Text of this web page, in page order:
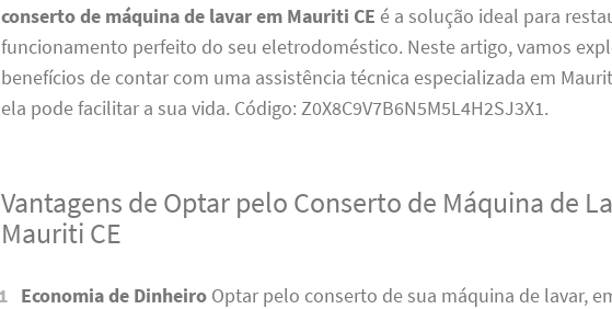
conserto de máquina de lavar em Mauriti CE é a solução ideal para
funcionamento perfeito do seu eletrodoméstico. Neste artigo, vamos
benefícios de contar com uma assistência técnica especializada em
ela pode facilitar a sua vida. Código: Z0X8C9V7B6N5M5L4H2SJ3X1.
Vantagens de Optar pelo Conserto de Máquina de
Mauriti CE
Economia de DinheiroOptar pelo conserto de sua máquina de lavar,